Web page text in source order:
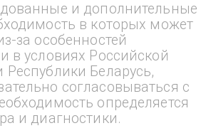
и дополнительные
в которых может
за особенностей
в условиях Российской
Беларусь,
согласовываться с
определяется
и диагностики.